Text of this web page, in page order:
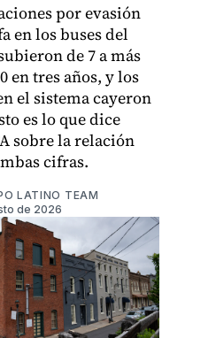
por evasión
en los buses del
de 7 a más
en tres años, y los
el sistema cayeron
es lo que dice
sobre la relación
cifras.
LATINO TEAM
de 2026